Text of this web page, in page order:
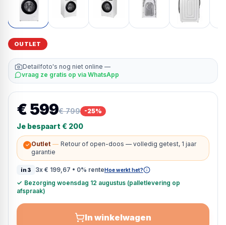
OUTLET
Detailfoto's nog niet online —
vraag ze gratis op via WhatsApp
€ 599€ 799 -25%
Je bespaart € 200
✓ Outlet — Retour of open-doos — volledig getest, 1 jaar
garantie
in3 3x € 199,67 • 0% renteHoe werkt het?
✓ Bezorging woensdag 12 augustus (palletlevering op
afspraak)
In winkelwagen